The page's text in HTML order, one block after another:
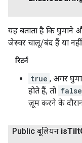
यह बताता है कि घुमाने
जेस्चर चालू/बंद हैं या
रिटर्न
true , अगर
होते हैं, तो false
ज़ूम करने के
Public बूलियन isTilt